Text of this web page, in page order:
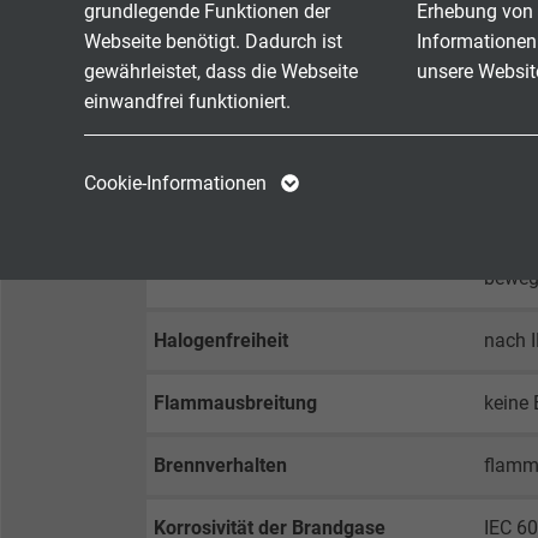
grundlegende Funktionen der
Webseite benötigt. Dadurch ist
gewährleistet, dass die Webseite
einwandfrei funktioniert.
Enthält die
gewählten Tracking-
Erhebung
unsere
Anbieter
Cookie-Informationen
Prüfspannung
Ader/
Halogenfreiheit nach
Flammausbreitung keine
Brennverhalten
Korrosivität der Brandgase IEC